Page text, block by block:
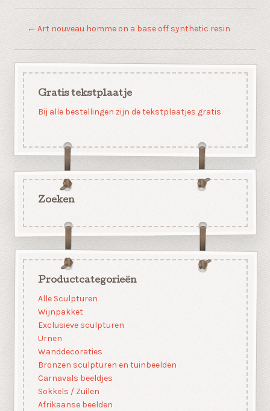
← Art nouveau homme on a base off synthetic resin
Gratis tekstplaatje
Bij alle bestellingen zijn de tekstplaatjes gratis
Zoeken
Productcategorieën
Alle Sculpturen
Wijnpakket
Exclusieve sculpturen
Urnen
Wanddecoraties
Bronzen sculpturen en tuinbeelden
Carnavals beeldjes
Sokkels / Zuilen
Afrikaanse beelden